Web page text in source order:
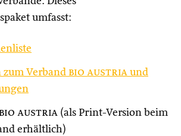
umfasst:
Verband bio austria und
bio austria (als Print-Version beim
erhältlich)